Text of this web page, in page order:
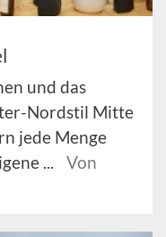
und das
Nordstil Mitte
jede Menge
...
Von